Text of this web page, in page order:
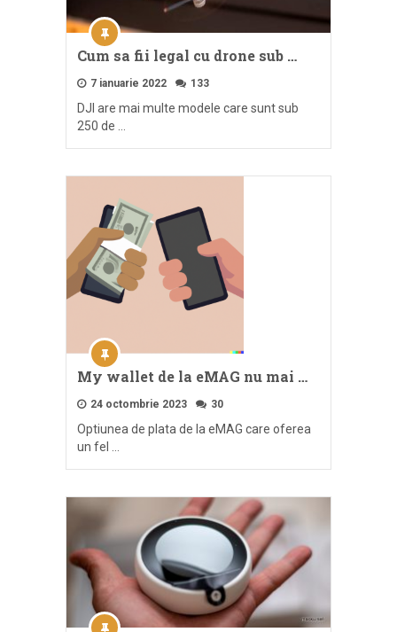
Cum sa fii legal cu drone sub …
7 ianuarie 2022 133
DJI are mai multe modele care sunt sub
250 de …
My wallet de la eMAG nu mai …
24 octombrie 2023 30
Optiunea de plata de la eMAG care oferea
un fel …